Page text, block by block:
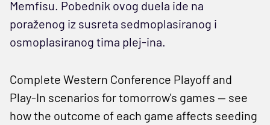
Memfisu. Pobednik ovog duela ide na
poraženog iz susreta sedmoplasiranog i
osmoplasiranog tima plej-ina.
Complete Western Conference Playoff and
Play-In scenarios for tomorrow's games -- see
how the outcome of each game affects seeding